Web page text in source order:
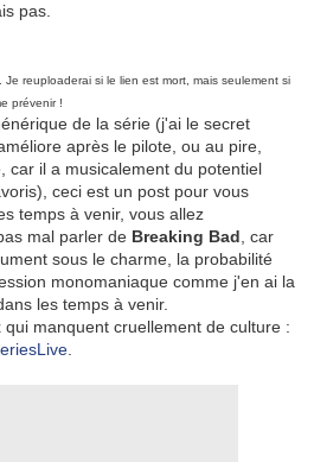
pas.
reuploaderai si le lien est mort, mais seulement si
prévenir !
de la série (j'ai le secret
après le pilote, ou au pire,
car il a musicalement du potentiel
ceci est un post pour vous
temps à venir, vous allez
mal parler de Breaking Bad , car
sous le charme, la probabilité
monomaniaque comme j'en ai la
les temps à venir.
manquent cruellement de culture :